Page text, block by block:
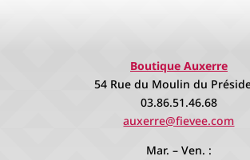
Boutique Auxerre
54 Rue du Moulin du
03.86.51.46.68
auxerre@fievee.com
Mar. – Ven. :